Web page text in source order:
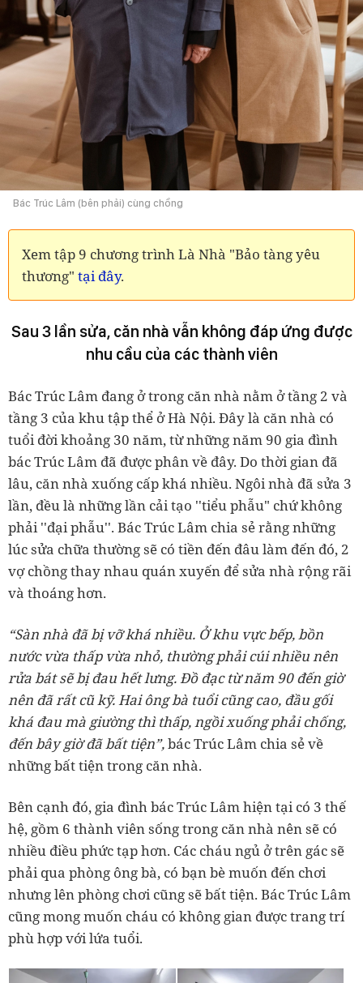
Bác Trúc Lâm (bên phải) cùng chồng
Xem tập 9 chương trình Là Nhà "Bảo tàng yêu
thương" tại đây.
Sau 3 lần sửa, căn nhà vẫn không đáp ứng được
nhu cầu của các thành viên
Bác Trúc Lâm đang ở trong căn nhà nằm ở tầng 2 và
tầng 3 của khu tập thể ở Hà Nội. Đây là căn nhà có
tuổi đời khoảng 30 năm, từ những năm 90 gia đình
bác Trúc Lâm đã được phân về đây. Do thời gian đã
lâu, căn nhà xuống cấp khá nhiều. Ngôi nhà đã sửa 3
lần, đều là những lần cải tạo ''tiểu phẫu" chứ không
phải ''đại phẫu''. Bác Trúc Lâm chia sẻ rằng những
lúc sửa chữa thường sẽ có tiền đến đâu làm đến đó, 2
vợ chồng thay nhau quán xuyến để sửa nhà rộng rãi
và thoáng hơn.
“Sàn nhà đã bị vỡ khá nhiều. Ở khu vực bếp, bồn
nước vừa thấp vừa nhỏ, thường phải cúi nhiều nên
rửa bát sẽ bị đau hết lưng. Đồ đạc từ năm 90 đến giờ
nên đã rất cũ kỹ. Hai ông bà tuổi cũng cao, đầu gối
khá đau mà giường thì thấp, ngồi xuống phải chống,
đến bây giờ đã bất tiện”,bác Trúc Lâm chia sẻ về
những bất tiện trong căn nhà.
Bên cạnh đó, gia đình bác Trúc Lâm hiện tại có 3 thế
hệ, gồm 6 thành viên sống trong căn nhà nên sẽ có
nhiều điều phức tạp hơn. Các cháu ngủ ở trên gác sẽ
phải qua phòng ông bà, có bạn bè muốn đến chơi
nhưng lên phòng chơi cũng sẽ bất tiện. Bác Trúc Lâm
cũng mong muốn cháu có không gian được trang trí
phù hợp với lứa tuổi.